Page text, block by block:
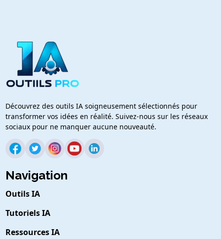
Découvrez des outils IA soigneusement sélectionnés pour
transformer vos idées en réalité. Suivez-nous sur les réseaux
sociaux pour ne manquer aucune nouveauté.
Navigation
Outils IA
Tutoriels IA
Ressources IA